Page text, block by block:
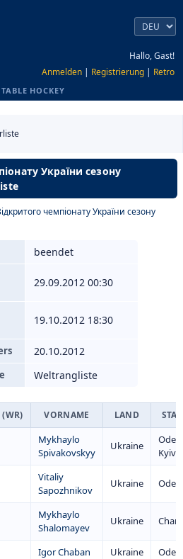
Hallo, Gast!
Anmelden | Registrierung | Retro
TABLE HOCKEY
України сезону
чемпіонату України сезону
beendet
29.09.2012 00:30
19.10.2012 18:30
20.10.2012
Weltrangliste
VORNAME LAND
Mykhaylo
Spivakovskyy
Ukraine
Kyiv
Vitaliy
Sapozhnikov
Ukraine
Mykhaylo
Shalomayev
Ukraine
Igor Chaban Ukraine